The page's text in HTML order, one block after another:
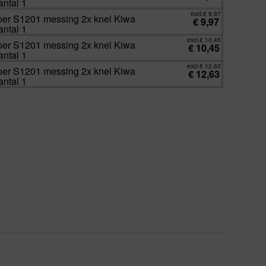
1
S1201 messing 2x knel Kiwa
1
excl.€ 9,97
€9,97
S1201 messing 2x knel Kiwa
1
excl.€ 10,45
€ 10,45
S1201 messing 2x knel Kiwa
1
excl.€ 12,63
€ 12,63